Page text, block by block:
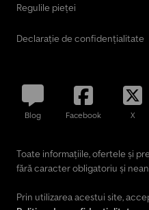
Regulile pieței
Declarație de confidențialitate
Blog Facebook X
Toate informațiile, ofertele și
fără caracter obligatoriu și
Prin utilizarea acestui site,